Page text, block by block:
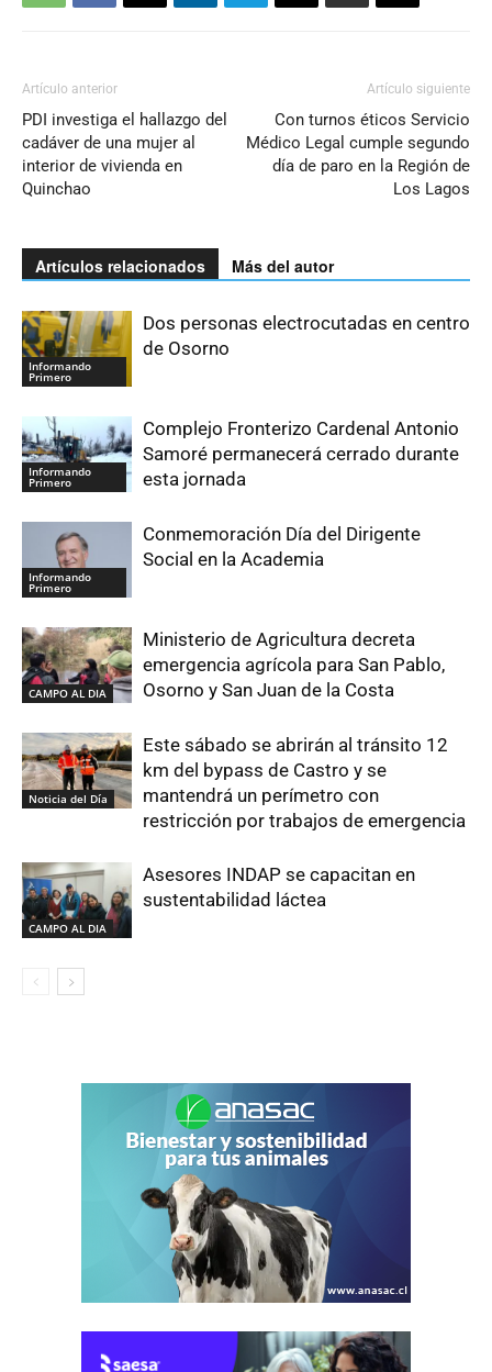
Artículo anterior
PDI investiga el hallazgo del
cadáver de una mujer al
interior de vivienda en
Quinchao
Artículo siguiente
Con turnos éticos Servicio
Médico Legal cumple segundo
día de paro en la Región de
Los Lagos
Artículos relacionados Más del autor
Informando
Primero
Dos personas electrocutadas en centro
de Osorno
Informando
Primero
Complejo Fronterizo Cardenal Antonio
Samoré permanecerá cerrado durante
esta jornada
Informando
Primero
Conmemoración Día del Dirigente
Social en la Academia
CAMPO AL DIA
Ministerio de Agricultura decreta
emergencia agrícola para San Pablo,
Osorno y San Juan de la Costa
Noticia del Día
Este sábado se abrirán al tránsito 12
km del bypass de Castro y se
mantendrá un perímetro con
restricción por trabajos de emergencia
CAMPO AL DIA
Asesores INDAP se capacitan en
sustentabilidad láctea